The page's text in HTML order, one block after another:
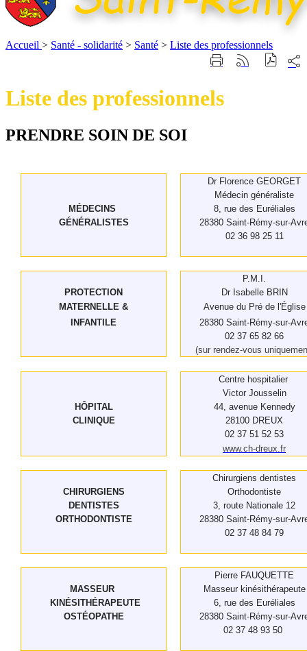
Accueil > Santé - solidarité > Santé > Liste des professionnels
ImprimerGénérer
sur
Liste des professionnels
PRENDRE SOIN DE SOI
Dr Florence GEORGET
Médecin généraliste
MÉDECINS
8, rue des Euréliales
GÉNÉRALISTES
28380 Saint-Rémy-sur-
02 36 98 25 11
P.M.I.
PROTECTION
Dr Isabelle BRIN
MATERNELLE &
Avenue du Pré de l'Église
INFANTILE
28380 Saint-Rémy-sur-
02 37 65 82 66
(sur rendez-vous
Centre hospitalier
Victor Jousselin
HÔPITAL
44, avenue Kennedy
CLINIQUE
28100 DREUX
02 37 51 52 53
www.ch-dreux.fr
Chirurgiens dentistes
CHIRURGIENS
Orthodontiste
DENTISTES
3, route Nationale 12
ORTHODONTISTE
28380 Saint-Rémy-sur-
02 37 48 84 79
Pierre FAUQUETTE
MASSEUR
Masseur kinésithérapeute
KINÉSITHÉRAPEUTE
6, rue des Euréliales
OSTÉOPATHE
28380 Saint-Rémy-sur-
02 37 48 93 50